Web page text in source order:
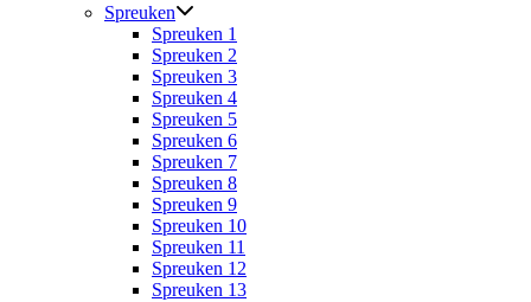
Spreuken
Spreuken 1
Spreuken 2
Spreuken 3
Spreuken 4
Spreuken 5
Spreuken 6
Spreuken 7
Spreuken 8
Spreuken 9
Spreuken 10
Spreuken 11
Spreuken 12
Spreuken 13